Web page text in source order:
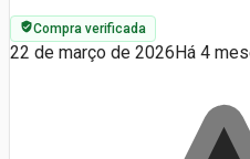
Compra verificada
22 de março de 2026 Há 4